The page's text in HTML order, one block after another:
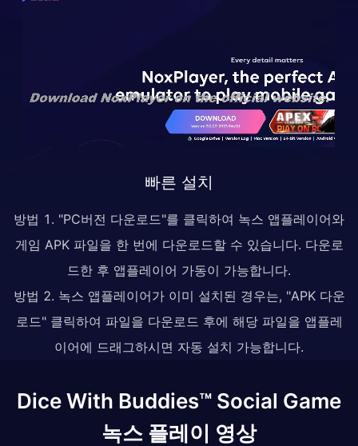
빠른 설치
방법 1. "PC버전 다운로드"를 클릭하여 녹스 앱플레이어와
게임 APK 파일을 한 번에 다운로드할 수 있습니다. 다운로
드한 후 앱플레이어 가동이 가능합니다.
방법 2. 녹스 앱플레이어가 이미 설치된 경우는, "APK 다운
로드" 클릭하여 파일을 다운로드 후에 해당 파일을 앱플레
이어에 드래그하시면 자동 설치 가능합니다.
Dice With Buddies™ Social Game
녹스 플레이 영상